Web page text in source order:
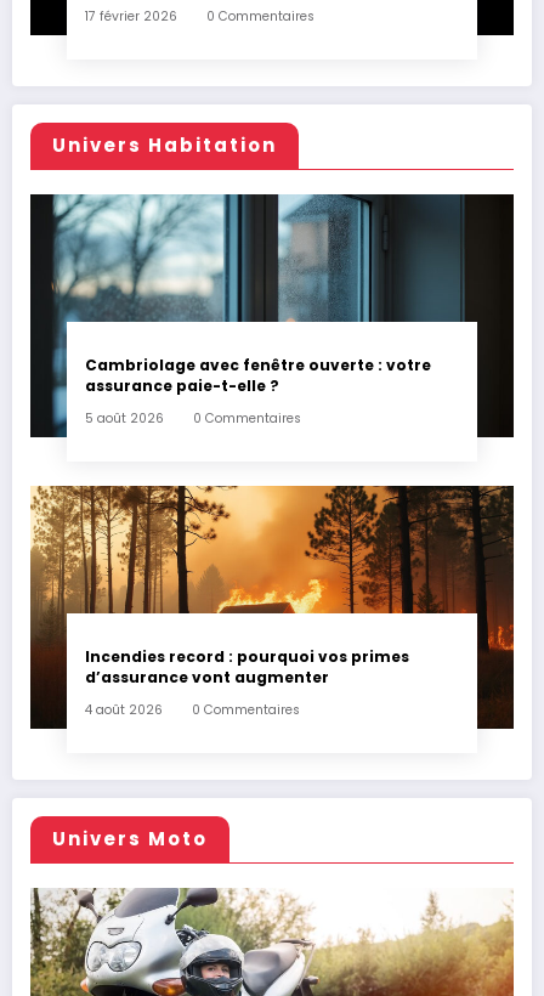
17 février 2026 0 Commentaires
Univers Habitation
Cambriolage avec fenêtre ouverte : votre
assurance paie-t-elle ?
5 août 2026 0 Commentaires
Incendies record : pourquoi vos primes
d’assurance vont augmenter
4 août 2026 0 Commentaires
Univers Moto